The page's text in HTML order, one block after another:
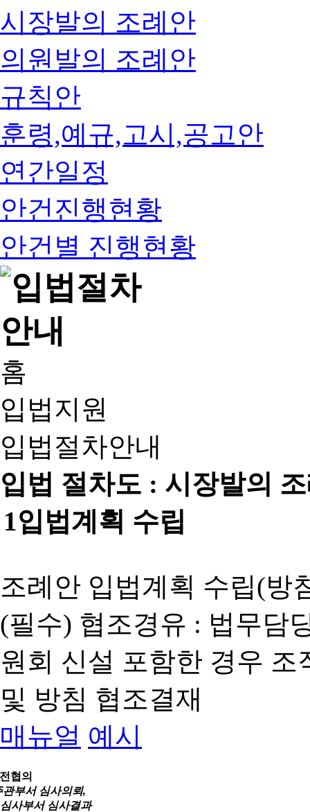
시장발의 조례안
의원발의 조례안
규칙안
훈령,예규,고시,공고안
연간일정
안건진행현황
안건별 진행현황
홈
입법지원
입법절차안내
입법 절차도 : 시장발의
1입법계획 수립
조례안 입법계획 수립(방
(필수) 협조경유 : 법무담
원회 신설 포함한 경우
및 방침 협조결재
매뉴얼 예시
협의
관부서 심사의뢰,
심사부서 심사결과